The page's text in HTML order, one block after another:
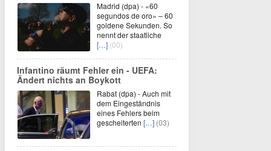
Madrid (dpa) - «60
segundos de oro» – 60
goldene Sekunden. So
nennt der staatliche
[…] (00)
Infantino räumt Fehler ein - UEFA:
Ändert nichts an Boykott
Rabat (dpa) - Auch mit
dem Eingeständnis
eines Fehlers beim
gescheiterten […] (03)